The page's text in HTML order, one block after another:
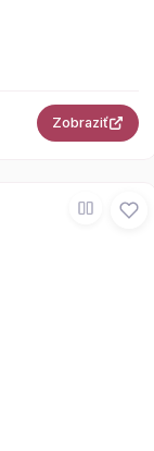
Zobraziť